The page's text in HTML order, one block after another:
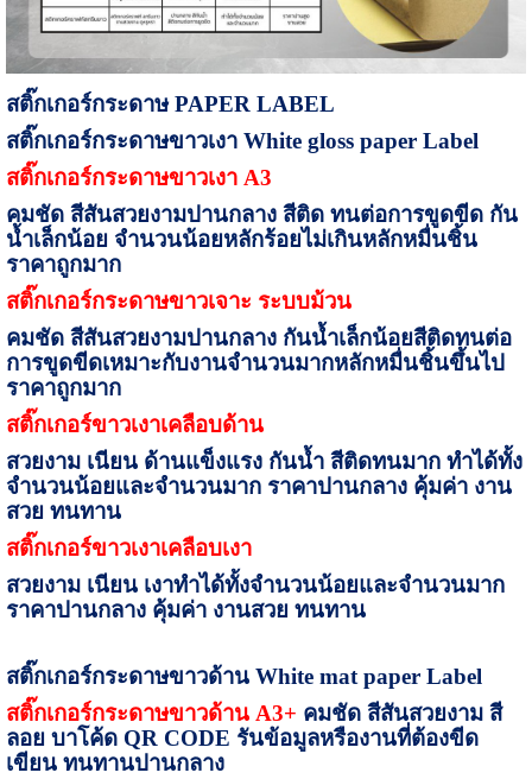
สติ๊กเกอร์กระดาษPAPER LABEL
สติ๊กเกอร์กระดาษขาวเงา White gloss paper Label
สติ๊กเกอร์กระดาษขาวเงา A3
คมชัด สีสันสวยงามปานกลาง สีติด ทนต่อการขูดขีด กัน
น้ำเล็กน้อย จำนวนน้อยหลักร้อยไม่เกินหลักหมื่นชิ้น
ราคาถูกมาก
สติ๊กเกอร์กระดาษขาวเจาะ ระบบม้วน
คมชัด สีสันสวยงามปานกลาง กันน้ำเล็กน้อยสีติดทนต่อ
การขูดขีดเหมาะกับงานจำนวนมากหลักหมื่นชิ้นขึ้นไป
ราคาถูกมาก
สติ๊กเกอร์ขาวเงาเคลือบด้าน
สวยงาม เนียน ด้านแข็งแรง กันน้ำ สีติดทนมาก ทำได้ทั้ง
จำนวนน้อยและจำนวนมาก ราคาปานกลาง คุ้มค่า งาน
สวย ทนทาน
สติ๊กเกอร์ขาวเงาเคลือบเงา
สวยงาม เนียน เงาทำได้ทั้งจำนวนน้อยและจำนวนมาก
ราคาปานกลาง คุ้มค่า งานสวย ทนทาน
สติ๊กเกอร์กระดาษขาวด้าน White mat paper Label
สติ๊กเกอร์กระดาษขาวด้าน A3+ คมชัด สีสันสวยงาม สี
ลอย บาโค้ด QR CODE รันข้อมูลหรืองานที่ต้องขีด
เขียน ทนทานปานกลาง